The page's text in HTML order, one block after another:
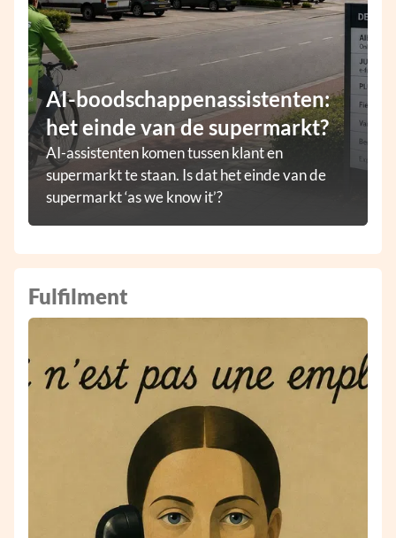
AI-boodschappenassistenten:
het einde van de supermarkt?
AI-assistenten komen tussen klant en
supermarkt te staan. Is dat het einde van de
supermarkt ‘as we know it’?
Fulfilment